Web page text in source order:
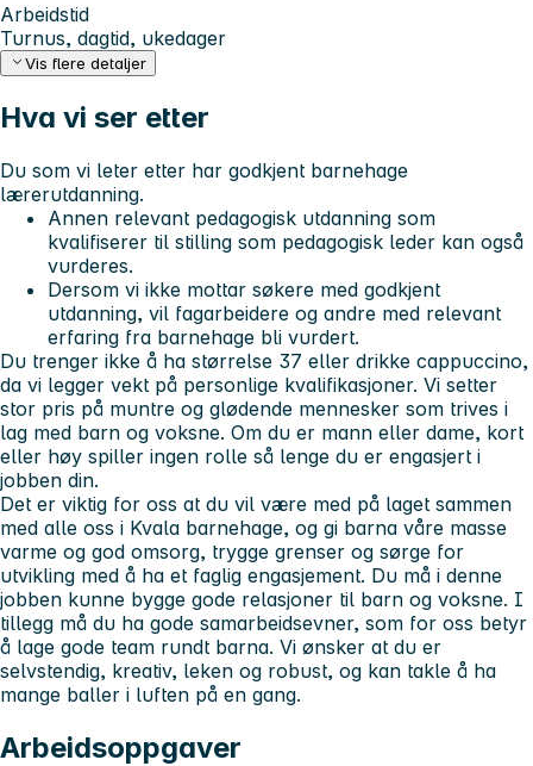
Arbeidstid
Turnus, dagtid, ukedager
Vis flere detaljer
Hva vi ser etter
Du som vi leter etter har godkjent barnehage
lærerutdanning.
Annen relevant pedagogisk utdanning som
kvalifiserer til stilling som pedagogisk leder kan også
vurderes.
Dersom vi ikke mottar søkere med godkjent
utdanning, vil fagarbeidere og andre med relevant
erfaring fra barnehage bli vurdert.
Du trenger ikke å ha størrelse 37 eller drikke cappuccino,
da vi legger vekt på personlige kvalifikasjoner. Vi setter
stor pris på muntre og glødende mennesker som trives i
lag med barn og voksne. Om du er mann eller dame, kort
eller høy spiller ingen rolle så lenge du er engasjert i
jobben din.
Det er viktig for oss at du vil være med på laget sammen
med alle oss i Kvala barnehage, og gi barna våre masse
varme og god omsorg, trygge grenser og sørge for
utvikling med å ha et faglig engasjement. Du må i denne
jobben kunne bygge gode relasjoner til barn og voksne. I
tillegg må du ha gode samarbeidsevner, som for oss betyr
å lage gode team rundt barna. Vi ønsker at du er
selvstendig, kreativ, leken og robust, og kan takle å ha
mange baller i luften på en gang.
Arbeidsoppgaver